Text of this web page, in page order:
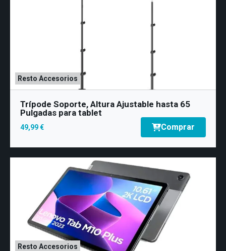
Resto Accesorios
Trípode Soporte, Altura Ajustable hasta 65
Pulgadas para tablet
49,99 € Comprar
Resto Accesorios